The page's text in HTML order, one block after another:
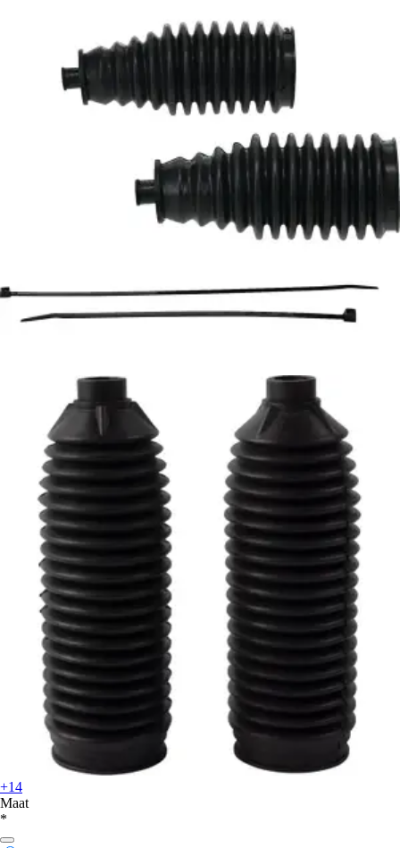
+14
Maat
*